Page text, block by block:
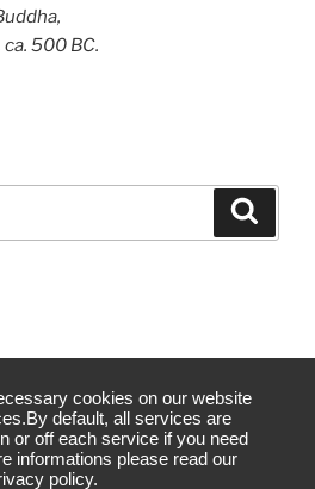
500 BC.
cookies on our website
default, all services are
or off each service if you need
informations please read our
policy.